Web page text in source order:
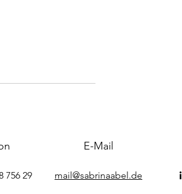
E-Mail
756 29 mail@sabrinaabel.de